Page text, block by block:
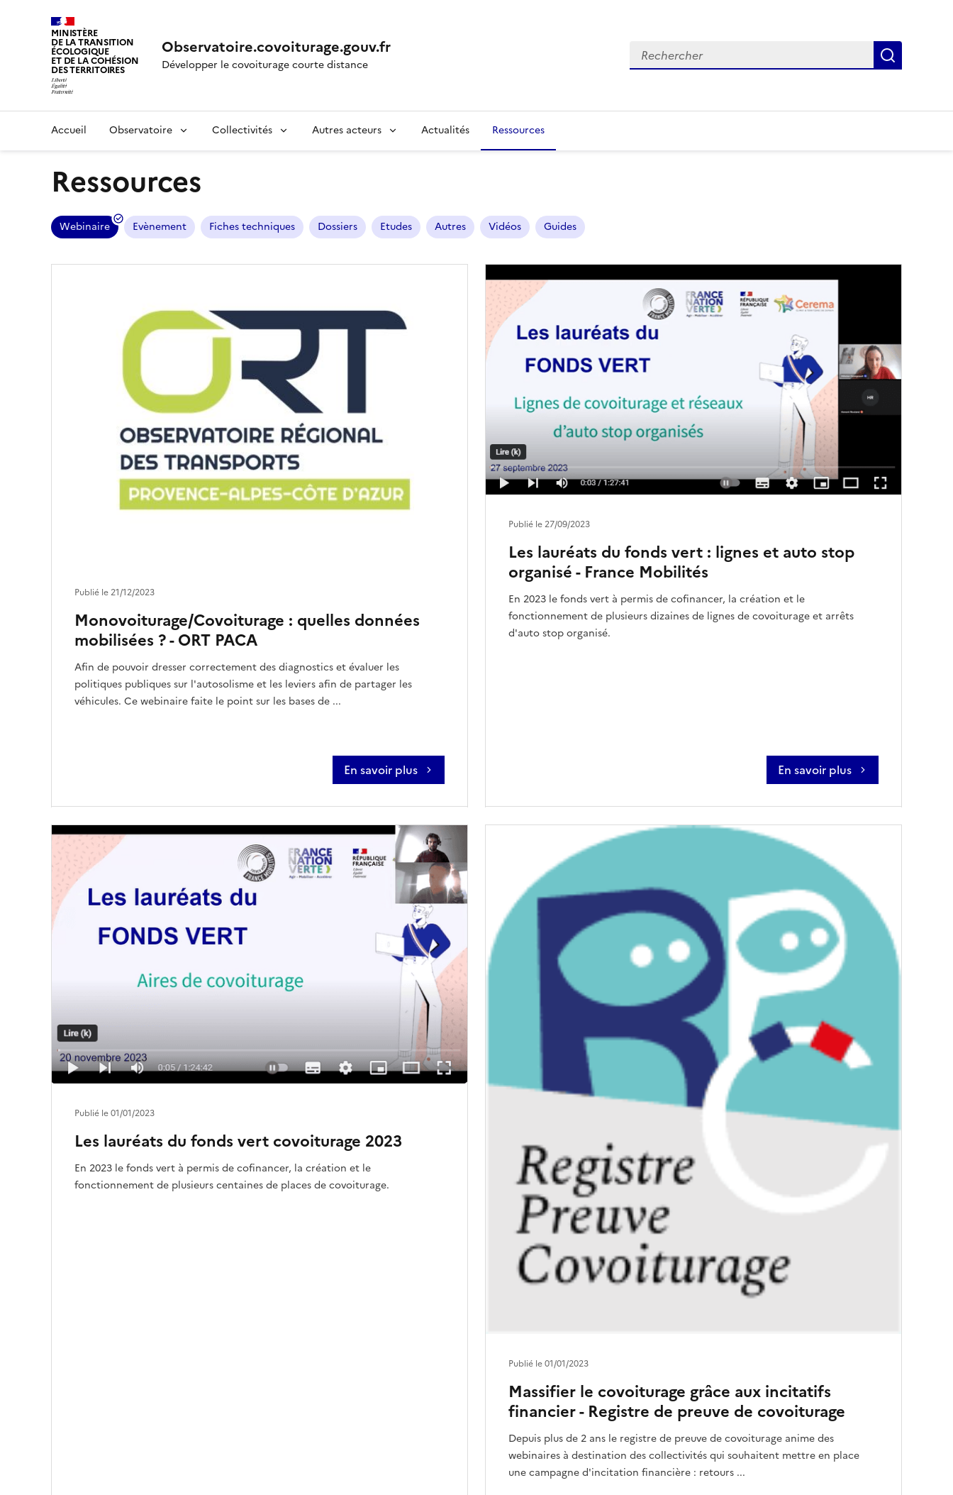
MINISTÈRE
DE LA TRANSITION
ÉCOLOGIQUE
ET DE LA COHÉSION
DES TERRITOIRES
Observatoire.covoiturage.gouv.fr
Développer le covoiturage courte distance
Rechercher
Accueil Observatoire Collectivités Autres acteurs Actualités Ressources
Ressources
Webinaire Evènement Fiches techniques Dossiers Etudes Autres Vidéos Guides
Monovoiturage/Covoiturage : quelles données
mobilisées ? - ORT PACA
Afin de pouvoir dresser correctement des diagnostics et évaluer les
politiques publiques sur l'autosolisme et les leviers afin de partager les
véhicules. Ce webinaire faite le point sur les bases de ...
Publié le 21/12/2023
En savoir plus
Les lauréats du fonds vert : lignes et auto stop
organisé - France Mobilités
En 2023 le fonds vert à permis de cofinancer, la création et le
fonctionnement de plusieurs dizaines de lignes de covoiturage et arrêts
d'auto stop organisé.
Publié le 27/09/2023
En savoir plus
Les lauréats du fonds vert covoiturage 2023
En 2023 le fonds vert à permis de cofinancer, la création et le
fonctionnement de plusieurs centaines de places de covoiturage.
Publié le 01/01/2023
Massifier le covoiturage grâce aux incitatifs
financier - Registre de preuve de covoiturage
Depuis plus de 2 ans le registre de preuve de covoiturage anime des
webinaires à destination des collectivités qui souhaitent mettre en place
une campagne d'incitation financière : retours ...
Publié le 01/01/2023